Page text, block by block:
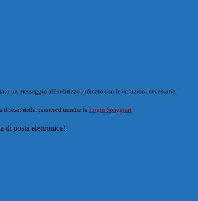
un messaggio all'indirizzo indicato con le istruzioni necessarie.
il reset della password tramite la Login Spaggiari
di posta elettronica!